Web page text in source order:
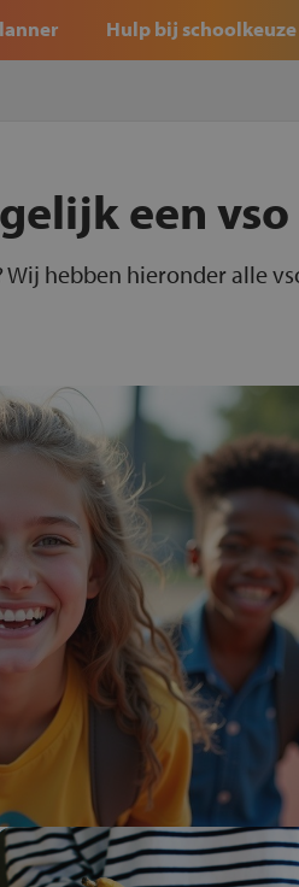
Hulp bij schoolkeuze
een
Wij hebben hieronder alle